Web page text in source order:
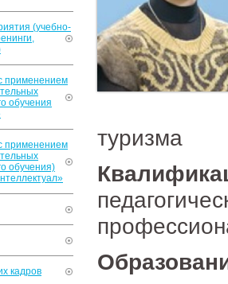
(учебно-
применением
обучения
применением
обучения)
кадров
туризма